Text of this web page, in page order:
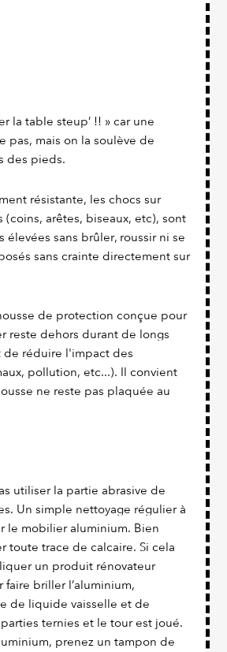
la table steup’ !! » car une
pas, mais on la soulève de
des pieds.
résistante, les chocs sur
arêtes, biseaux, etc), sont
élevées sans brûler, roussir ni se
sans crainte directement sur
de protection conçue pour
reste dehors durant de longs
de réduire l'impact des
pollution, etc...). Il convient
ne reste pas plaquée au
utiliser la partie abrasive de
Un simple nettoyage régulier à
le mobilier aluminium. Bien
toute trace de calcaire. Si cela
un produit rénovateur
briller l’aluminium,
de liquide vaisselle et de
ternies et le tour est joué.
prenez un tampon de